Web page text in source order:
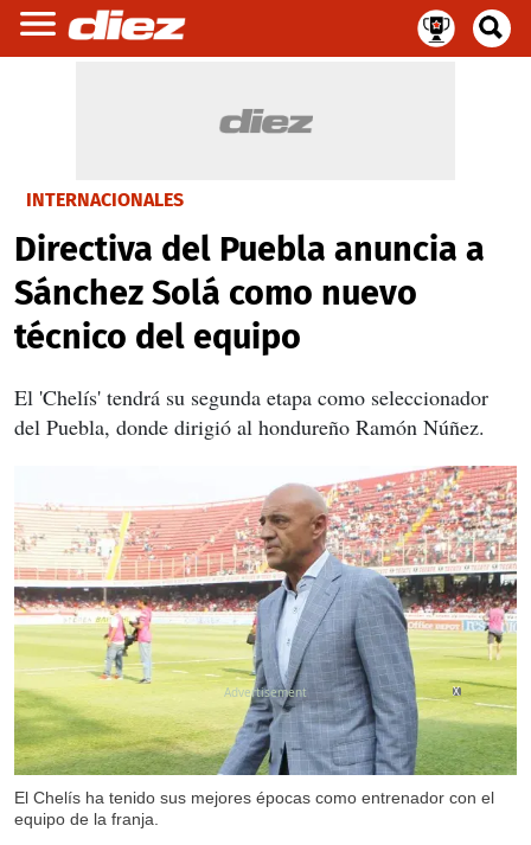
INTERNACIONALES
Directiva del Puebla anuncia a
Sánchez Solá como nuevo
técnico del equipo
El 'Chelís' tendrá su segunda etapa como seleccionador
del Puebla, donde dirigió al hondureño Ramón Núñez.
El Chelís ha tenido sus mejores épocas como entrenador con el
equipo de la franja.
X